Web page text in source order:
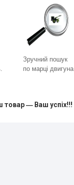
Зручний пошук
по марці двигуна
товар ― Ваш успіх!!!